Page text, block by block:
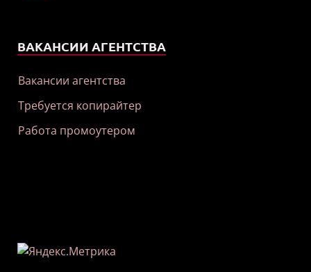
ВАКАНСИИ АГЕНТСТВА
Вакансии агентства
Требуется копирайтер
Работа промоутером